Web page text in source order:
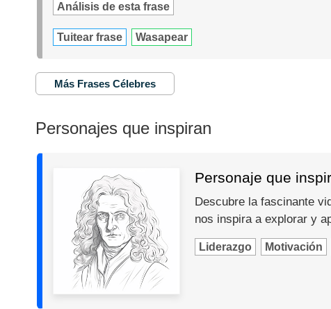
Análisis de esta frase
Tuitear frase Wasapear
Más Frases Célebres
Personajes que inspiran
Personaje que
Descubre la fascinante
nos inspira a explorar y
Liderazgo Motivación